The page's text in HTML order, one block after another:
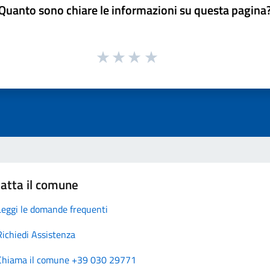
sono chiare le informazioni su questa
il comune
le domande frequenti
Assistenza
il comune +39 030 29771